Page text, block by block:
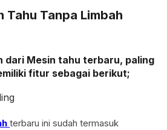
Tahu Tanpa Limbah
dari Mesin tahu terbaru, paling
fitur sebagai berikut;
terbaru ini sudah termasuk